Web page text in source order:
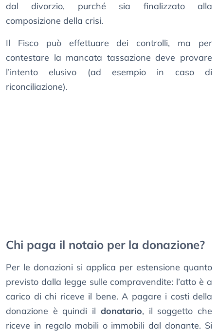
dal divorzio, purché sia finalizzato alla
composizione della crisi.
Il Fisco può effettuare dei controlli, ma per
contestare la mancata tassazione deve provare
l’intento elusivo (ad esempio in caso di
riconciliazione).
Chi paga il notaio per la donazione?
Per le donazioni si applica per estensione quanto
previsto dalla legge sulle compravendite: l’atto è a
carico di chi riceve il bene. A pagare i costi della
donazione è quindi il donatario, il soggetto che
riceve in regalo mobili o immobili dal donante. Si